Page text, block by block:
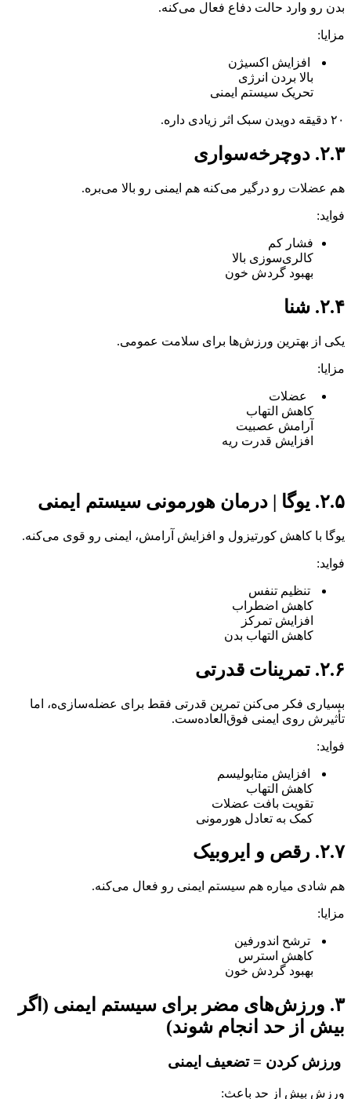
بدن رو وارد حالت دفاع فعال می‌کنه.
مزایا:
افزایش اکسیژن
بالا بردن انرژی
تحریک سیستم ایمنی
۲۰ دقیقه دویدن سبک اثر زیادی داره.
۲.۳. دوچرخه‌سواری
هم عضلات رو درگیر می‌کنه هم ایمنی رو بالا می‌بره.
فواید:
فشار کم
کالری‌سوزی بالا
بهبود گردش خون
۲.۴. شنا
یکی از بهترین ورزش‌ها برای سلامت عمومی.
مزایا:
عضلات
کاهش التهاب
آرامش عصبیت
افزایش قدرت ریه
۲.۵. یوگا | درمان هورمونی سیستم ایمنی
یوگا با کاهش کورتیزول و افزایش آرامش، ایمنی رو قوی می‌کنه.
فواید:
تنظیم تنفس
کاهش اضطراب
افزایش تمرکز
کاهش التهاب بدن
۲.۶. تمرینات قدرتی
بسیاری فکر می‌کنن تمرین قدرتی فقط برای عضله‌سازی‌ه، اما
تأثیرش روی ایمنی فوق‌العاده‌ست.
فواید:
افزایش متابولیسم
کاهش التهاب
تقویت بافت عضلات
کمک به تعادل هورمونی
۲.۷. رقص و ایروبیک
هم شادی میاره هم سیستم ایمنی رو فعال می‌کنه.
مزایا:
ترشح اندورفین
کاهش استرس
بهبود گردش خون
۳. ورزش‌های مضر برای سیستم ایمنی (اگر
بیش از حد انجام شوند)
ورزش کردن = تضعیف ایمنی
ورزش بیش از حد باعث: